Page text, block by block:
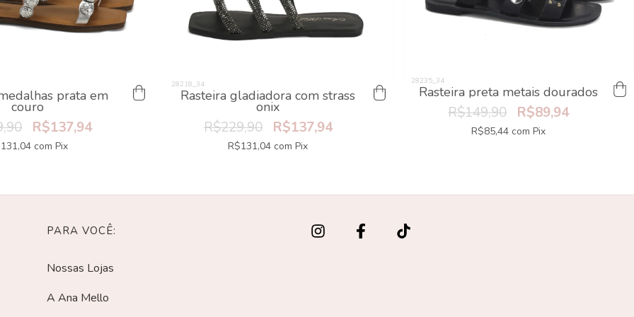
prata em
couro
R$137,94
com Pix
Rasteira gladiadora com strass
onix
R$229,90 R$137,94
R$131,04 com Pix
Rasteira preta metais dourados
R$149,90 R$89,94
R$85,44 com Pix
PARA VOCÊ:
Nossas Lojas
A Ana Mello